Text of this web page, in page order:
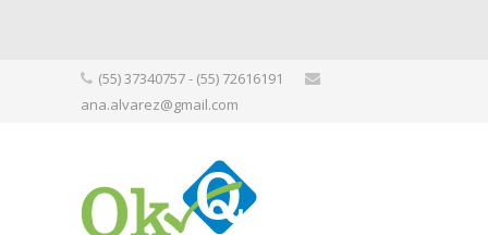
(55) 37340757 - (55) 72616191
ana.alvarez@gmail.com